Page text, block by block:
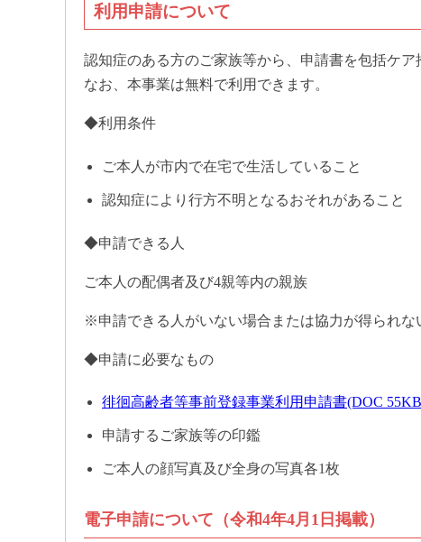
利用申請について
認知症のある方のご家族等から、申請書を包括ケア
なお、本事業は無料で利用できます。
◆利用条件
ご本人が市内で在宅で生活していること
認知症により行方不明となるおそれがあること
◆申請できる人
ご本人の配偶者及び4親等内の親族
※申請できる人がいない場合または協力が得られな
◆申請に必要なもの
徘徊高齢者等事前登録事業利用申請書(DOC
申請するご家族等の印鑑
ご本人の顔写真及び全身の写真各1枚
電子申請について（令和4年4月1日掲載）